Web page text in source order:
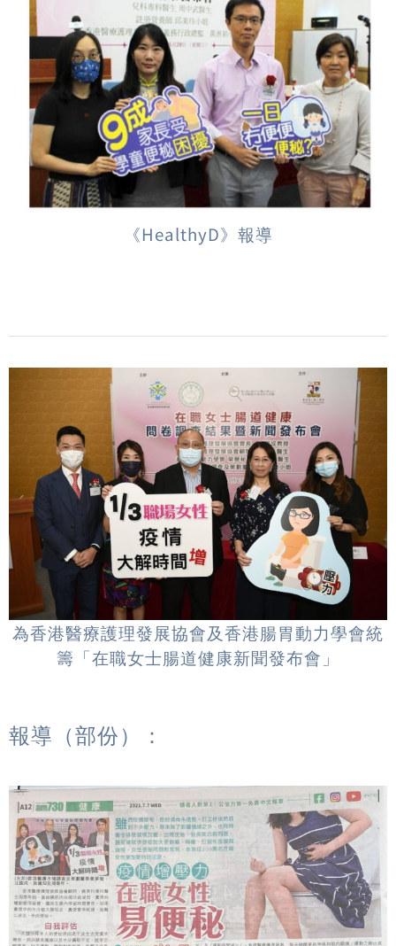
《HealthyD》報導
為香港醫療護理發展協會及香港腸胃動力學會統
籌「在職女士腸道健康新聞發布會」
報導（部份）：